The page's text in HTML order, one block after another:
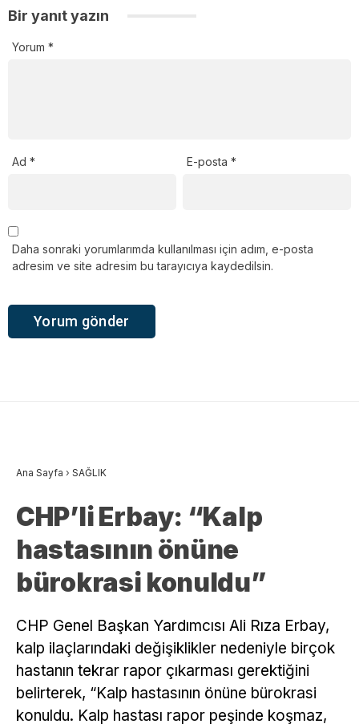
Bir yanıt yazın
Yorum *
Ad * E-posta*
Daha sonraki yorumlarımda kullanılması için adım, e-posta
adresim ve site adresim bu tarayıcıya kaydedilsin.
Ana Sayfa › SAĞLIK
CHP’li Erbay: “Kalp
hastasının önüne
bürokrasi konuldu”
CHP Genel Başkan Yardımcısı Ali Rıza Erbay,
kalp ilaçlarındaki değişiklikler nedeniyle birçok
hastanın tekrar rapor çıkarması gerektiğini
belirterek, “Kalp hastasının önüne bürokrasi
konuldu. Kalp hastası rapor peşinde koşmaz,